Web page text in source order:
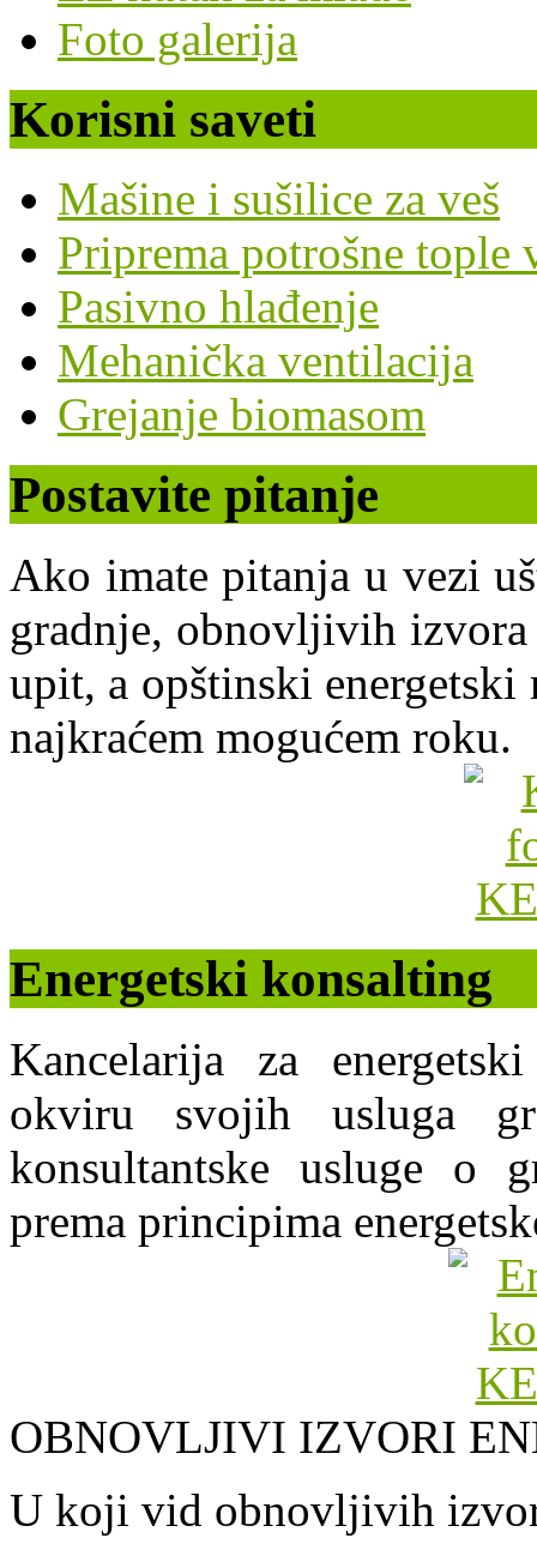
Foto galerija
Korisni saveti
Mašine i sušilice za veš
Priprema potrošne tople
Pasivno hlađenje
Mehanička ventilacija
Grejanje biomasom
Postavite pitanje
Ako imate pitanja u vezi
gradnje, obnovljivih izvora
upit, a opštinski energetski
najkraćem mogućem roku.
Energetski konsalting
Kancelarija za
okviru svojih usluga
konsultantske usluge o
prema principima
OBNOVLJIVI IZVORI
U koji vid obnovljivih